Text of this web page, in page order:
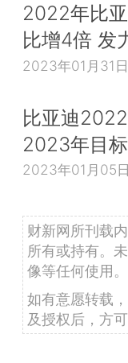
2022年比
比增4倍 发
2023年01月31日
比亚迪
2023年目
2023年01月05日
财新网所刊载
所有或持有。
像等任何使用。
如有意愿转载
及授权后，方可